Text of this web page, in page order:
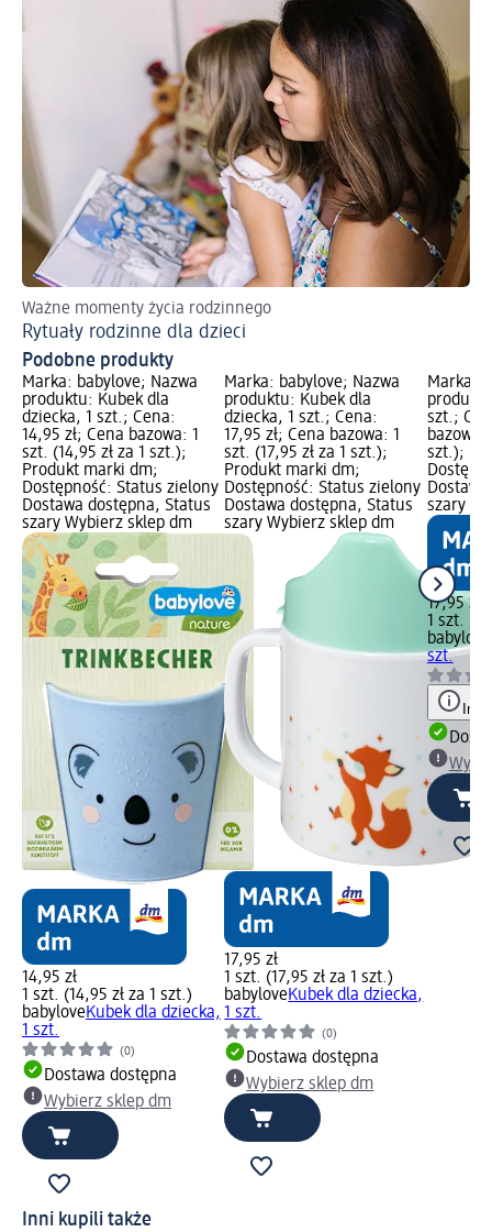
Ważne momenty życia rodzinnego
Rytuały rodzinne dla dzieci
Podobne produkty
Marka: babylove; Nazwa
produktu: Kubek dla
dziecka, 1 szt.; Cena:
14,95 zł; Cena bazowa: 1
szt. (14,95 zł za 1 szt.);
Produkt marki dm;
Dostępność: Status zielony
Dostawa dostępna, Status
szary Wybierz sklep dm
14,95 zł
1 szt. (14,95 zł za 1 szt.)
babyloveKubek dla dziecka,
1 szt.
(0)
Dostawa dostępna
Wybierz sklep dm
Marka: babylove; Nazwa
produktu: Kubek dla
dziecka, 1 szt.; Cena:
17,95 zł; Cena bazowa: 1
szt. (17,95 zł za 1 szt.);
Produkt marki dm;
Dostępność: Status zielony
Dostawa dostępna, Status
szary Wybierz sklep dm
17,95 zł
1 szt. (17,95 zł za 1 szt.)
babyloveKubek dla dziecka,
1 szt.
(0)
Dostawa dostępna
Wybierz sklep dm
Marka:
szt.;
bazowa:
szt.);
szary
17,95 zł
1 szt.
babylove
szt.
Inni kupili także